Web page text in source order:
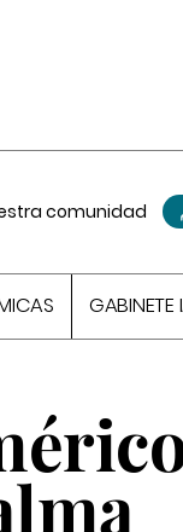
comunidad
GABINETE